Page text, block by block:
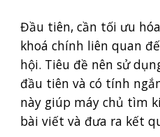
Đầu tiên, cần tối ưu
khoá chính liên quan
hội. Tiêu đề nên sử
đầu tiên và có tính
này giúp máy chủ tìm
bài viết và đưa ra kết